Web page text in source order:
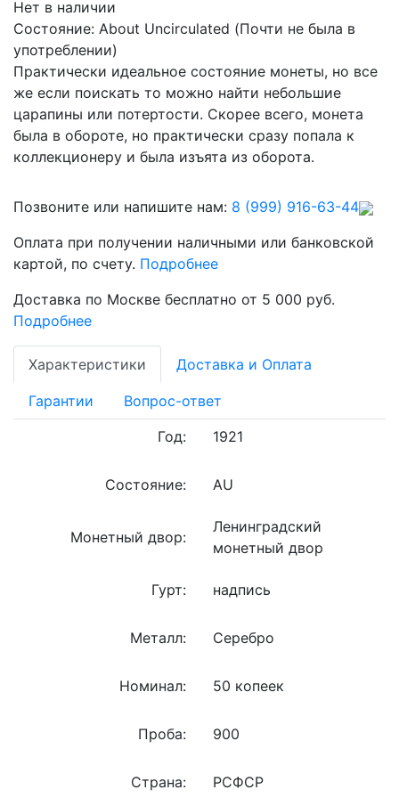
Нет в наличии
Состояние: About Uncirculated (Почти не была в
употреблении)
Практически идеальное состояние монеты, но все
же если поискать то можно найти небольшие
царапины или потертости. Скорее всего, монета
была в обороте, но практически сразу попала к
коллекционеру и была изъята из оборота.
Позвоните или напишите нам: 8 (999) 916-63-44
Оплата при получении наличными или банковской
картой, по счету. Подробнее
Доставка по Москве бесплатно от 5 000 руб.
Подробнее
Характеристики Доставка и Оплата
Гарантии
Вопрос-ответ
Год:
1921
Состояние: AU
Монетный двор:
Ленинградский
монетный двор
Гурт: надпись
Металл: Серебро
Номинал: 50 копеек
Проба: 900
Страна: РСФСР